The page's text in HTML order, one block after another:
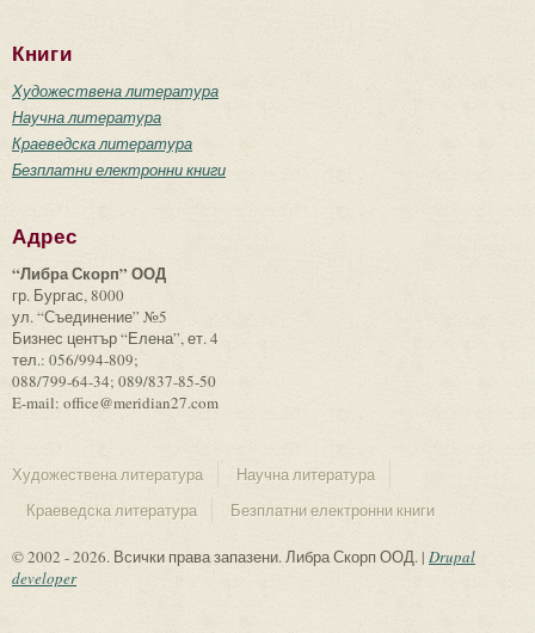
Книги
Художествена литература
Научна литература
Краеведска литература
Безплатни електронни книги
Адрес
“Либра Скорп” ООД
гр. Бургас, 8000
ул. “Съединение” №5
Бизнес център “Елена”, ет. 4
тел.: 056/994-809;
088/799-64-34; 089/837-85-50
E-mail: office@meridian27.com
Художествена литература
Научна литература
Краеведска литература
Безплатни електронни книги
© 2002 - 2026. Всички права запазени. Либра Скорп ООД. | Drupal
developer